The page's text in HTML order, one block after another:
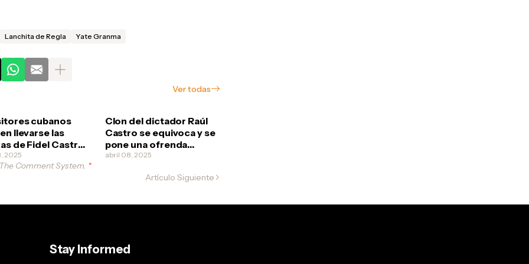
Lanchita de Regla Yate Granma
Ver todas
cubanos
llevarse las
de Fidel Castro
a ser que los
quieran
2025
Clon del dictador Raúl
Castro se equivoca y se
pone una ofrenda
funeral a él mismo
abril 08, 2025
Comment System. *
Artículo Siguiente
Stay Informed